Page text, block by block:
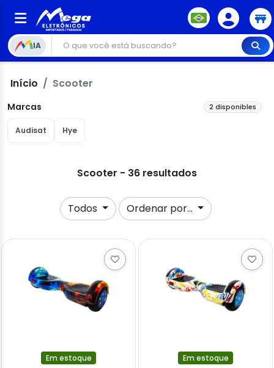
IA
Início Scooter
Marcas 2 disponibles
Audisat Hye
Scooter - 36 resultados
Todos Ordenar por...
Em estoque Em estoque